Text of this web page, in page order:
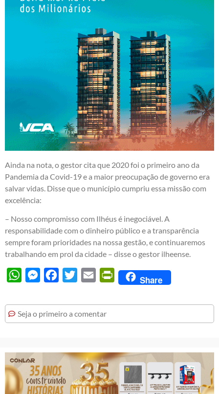
Ainda na nota, o gestor cita que 2020 foi o primeiro ano da
Pandemia da Covid-19 e a maior preocupação de governo era
salvar vidas. Disse que o município cumpriu essa missão com
excelência:
– Nosso compromisso com Ilhéus é inegociável. A
responsabilidade com o dinheiro público e a transparência
sempre foram prioridades na nossa gestão, e continuaremos
trabalhando em prol da cidade – disse o gestor ilheense.
WhatsAppMessengerFacebook
Twitter Email PrintFriendly
Share
Seja o primeiro a comentar